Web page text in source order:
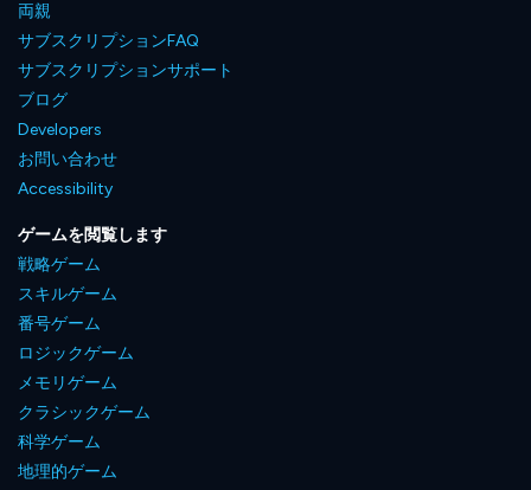
両親
サブスクリプションFAQ
サブスクリプションサポート
ブログ
Developers
お問い合わせ
Accessibility
ゲームを閲覧します
戦略ゲーム
スキルゲーム
番号ゲーム
ロジックゲーム
メモリゲーム
クラシックゲーム
科学ゲーム
地理的ゲーム